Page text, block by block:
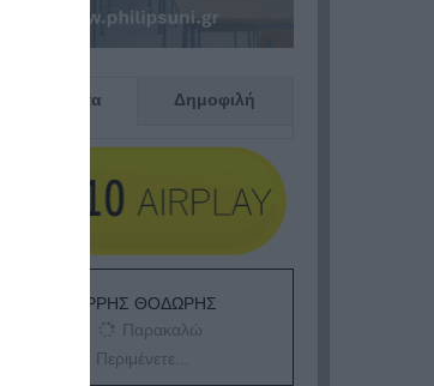
Πρόσφατα Δημοφιλή
ΕΙΠΕΣ – ΦΕΡΡΗΣ ΘΟΔΩΡΗΣ
Παρακαλώ
Περιμένετε...